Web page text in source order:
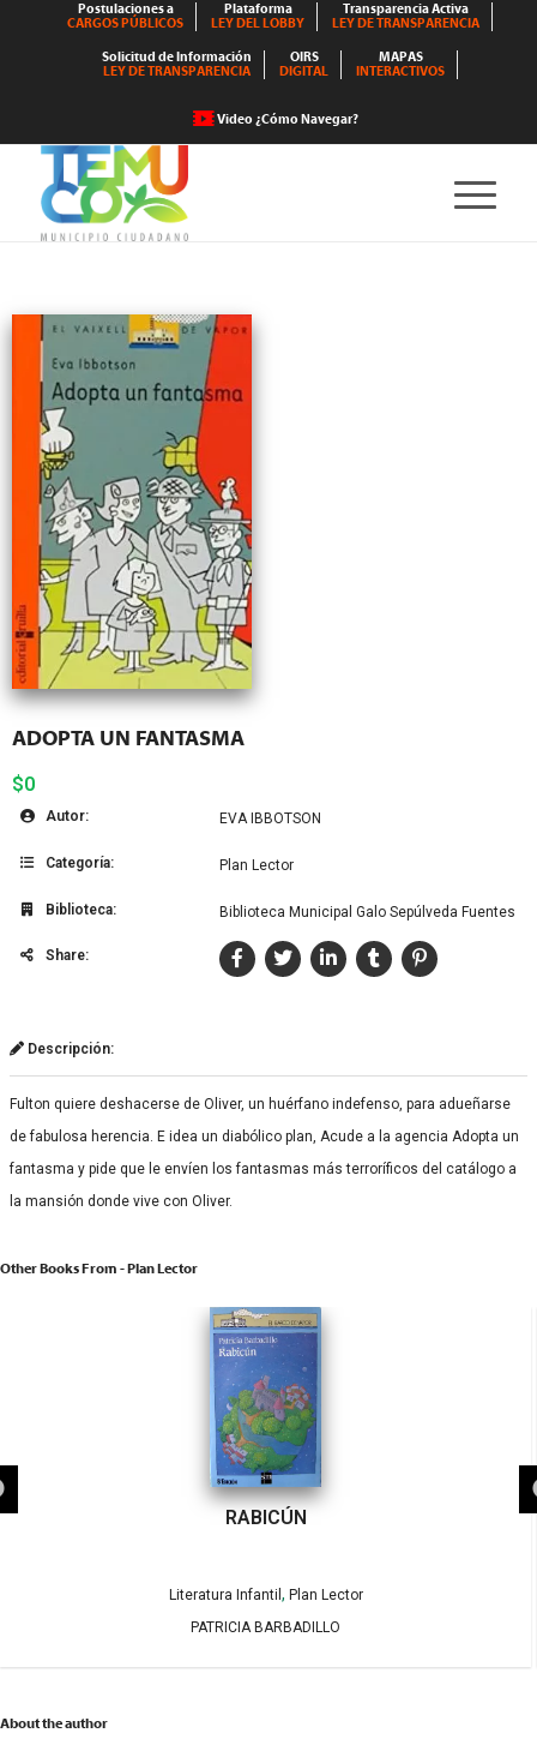
Postulaciones a
CARGOS PÚBLICOS
Plataforma
LEY DEL LOBBY
Transparencia Activa
LEY DE TRANSPARENCIA
Solicitud de Información
LEY DE TRANSPARENCIA
OIRS
DIGITAL
MAPAS
INTERACTIVOS
Video ¿Cómo Navegar?
ADOPTA UN FANTASMA
$0
Autor: EVA IBBOTSON
Categoría: Plan Lector
Biblioteca: Biblioteca Municipal Galo Sepúlveda Fuentes
Share:
Descripción:
Fulton quiere deshacerse de Oliver, un huérfano indefenso, para adueñarse
de fabulosa herencia. E idea un diabólico plan, Acude a la agencia Adopta un
fantasma y pide que le envíen los fantasmas más terroríficos del catálogo a
la mansión donde vive con Oliver.
Other Books From - Plan Lector
RABICÚN
Literatura Infantil , Plan Lector
PATRICIA BARBADILLO
About the author